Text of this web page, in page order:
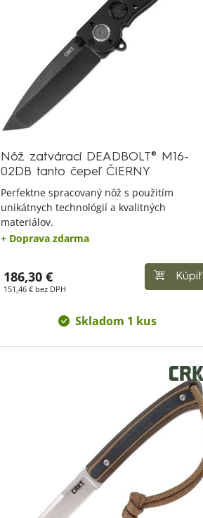
Nôž zatvárací DEADBOLT® M16-
02DB tanto čepeľ ČIERNY
Perfektne spracovaný nôž s použitím
unikátnych technológií a kvalitných
materiálov.
+ Doprava zdarma
186,30 €
151,46 € bez DPH
Kúpiť
Skladom 1 kus